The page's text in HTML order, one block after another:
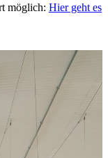
möglich: Hier geht es